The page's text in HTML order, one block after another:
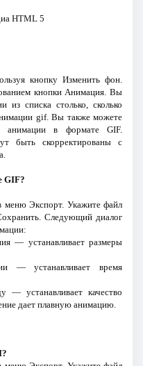
HTML 5
кнопку Изменить фон.
кнопки Анимация. Вы
из списка столько, сколько
gif. Вы также можете
анимации в формате GIF.
быть скорректированы с
GIF?
Экспорт. Укажите файл
Следующий диалог
— устанавливает размеры
— устанавливает время
— устанавливает качество
дает плавную анимацию.